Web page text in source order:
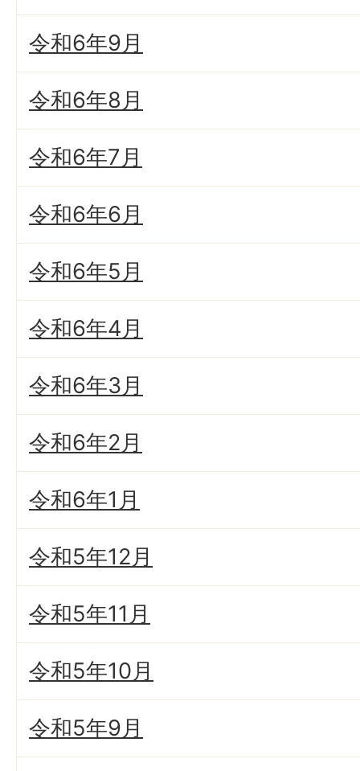
令和6年9月
令和6年8月
令和6年7月
令和6年6月
令和6年5月
令和6年4月
令和6年3月
令和6年2月
令和6年1月
令和5年12月
令和5年11月
令和5年10月
令和5年9月